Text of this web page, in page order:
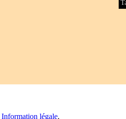
Information légale.